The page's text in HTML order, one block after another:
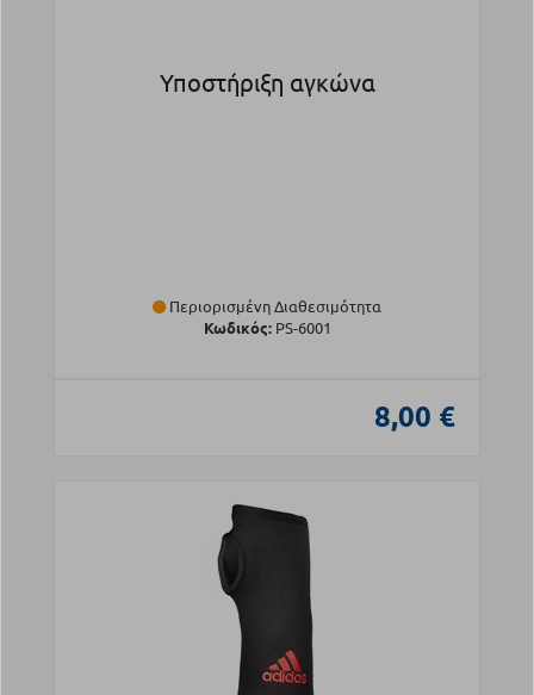
Υποστήριξη αγκώνα
Περιορισμένη Διαθεσιμότητα
Κωδικός:PS-6001
8,00 €